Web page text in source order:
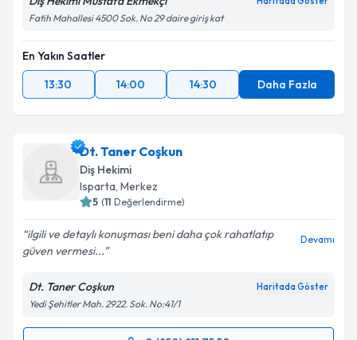
Fatih Mahallesi 4500 Sok. No 29 daire giriş kat
En Yakın Saatler
13:30
14:00 14:30 Daha Fazla
Dt. Taner Coşkun
Diş Hekimi
Isparta, Merkez
5 (11 Değerlendirme)
ilgili ve detaylı konuşması beni daha çok rahatlatıp
güven vermesi...
Devamı
Dt. Taner Coşkun Haritada Göster
Yedi Şehitler Mah. 2922. Sok. No:41/1